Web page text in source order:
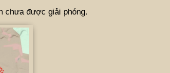
chưa được giải phóng.